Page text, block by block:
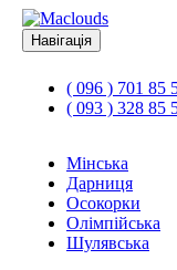
Навігація
( 096 ) 701 85
( 093 ) 328 85
Мінська
Дарниця
Осокорки
Олімпійська
Шулявська